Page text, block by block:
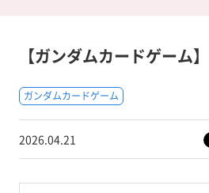
【ガンダムカードゲーム
ガンダムカードゲーム
2026.04.21